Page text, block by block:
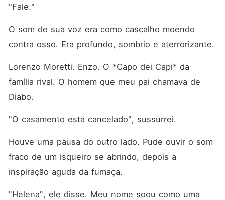
"Fale."
O som de sua voz era como cascalho moendo
contra osso. Era profundo, sombrio e aterrorizante.
Lorenzo Moretti. Enzo. O *Capo dei Capi* da
família rival. O homem que meu pai chamava de
Diabo.
"O casamento está cancelado", sussurrei.
Houve uma pausa do outro lado. Pude ouvir o som
fraco de um isqueiro se abrindo, depois a
inspiração aguda da fumaça.
"Helena", ele disse. Meu nome soou como uma